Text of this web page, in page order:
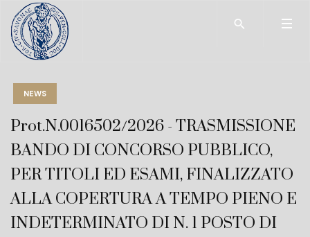
NEWS
Prot.N.0016502/2026 - TRASMISSIONE
BANDO DI CONCORSO PUBBLICO,
PER TITOLI ED ESAMI, FINALIZZATO
ALLA COPERTURA A TEMPO PIENO E
INDETERMINATO DI N. 1 POSTO DI